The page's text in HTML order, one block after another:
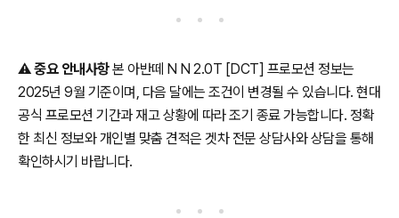
⚠️중요 안내사항본 아반떼 N N 2.0T [DCT] 프로모션 정보는
2025년 9월 기준이며, 다음 달에는 조건이 변경될 수 있습니다. 현대
공식 프로모션 기간과 재고 상황에 따라 조기 종료 가능합니다. 정확
한 최신 정보와 개인별 맞춤 견적은 겟차 전문 상담사와 상담을 통해
확인하시기 바랍니다.